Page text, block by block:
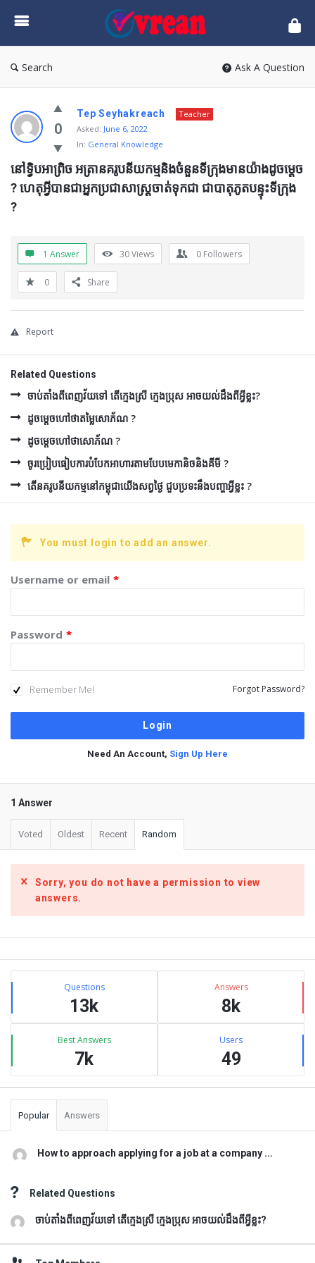
vrean.com
Search Ask A Question
0
Tep Seyhakreach
Teacher
Asked: June 6, 2022
In: General Knowledge
នៅទ្វិបអាព្រិច អត្រានគរូបនីយកម្មនិងចំនួនទីក្រុងមានយ៉ាងដូចម្ដេច
? ហេតុអ្វីបានជាអ្នកប្រជាសាស្រ្ដចាត់ទុកជា ជាបាតុភូតបន្ទុះទីក្រុង
?
1 Answer 30Views 0 Followers
0 Share
Report
Related Questions
ចាប់តាំងពីពេញវ័យទៅ តើក្មេងស្រី ក្មេងប្រុស អាចយល់ដឹងពីអ្វីខ្លះ?
ដូចម្ដេចហៅថាតម្លៃសោភ័ណ ?
ដូចម្ដេចហៅថាសោភ័ណ ?
ចូរប្រៀបធៀបការបំបែកអាហារតាមបែបមេកានិចនិងគីមី ?
តើនគរូបនីយកម្មនៅកម្ពុជាយើងសព្វថ្ងៃ ជួបប្រទះនឹងបញ្ហាអ្វីខ្លះ ?
You must login to add an answer.
Username or email *
Password *
Remember Me! Forgot Password?
Need An Account, Sign Up Here
1 Answer
Voted Oldest Recent Random
Sorry, you do not have a permission to view
answers.
Sidebar
Stats Questions
13k
Answers
8k
Best Answers
7k
Users
49
Popular Answers
How to approach applying for a job at a company ...
Related Questions
ចាប់តាំងពីពេញវ័យទៅ តើក្មេងស្រី ក្មេងប្រុស អាចយល់ដឹងពីអ្វីខ្លះ?